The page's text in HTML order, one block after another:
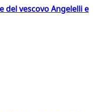
del vescovo Angelelli e